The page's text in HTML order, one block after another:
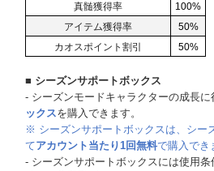
真髄獲得率
100%
アイテム獲得率
50%
カオスポイント割引
50%
■ シーズンサポートボックス
- シーズンモードキャラクターの成長に
ックスを購入できます。
※ シーズンサポートボックスは、シー
てアカウント当たり1回無料で購入でき
- シーズンサポートボックスには使用